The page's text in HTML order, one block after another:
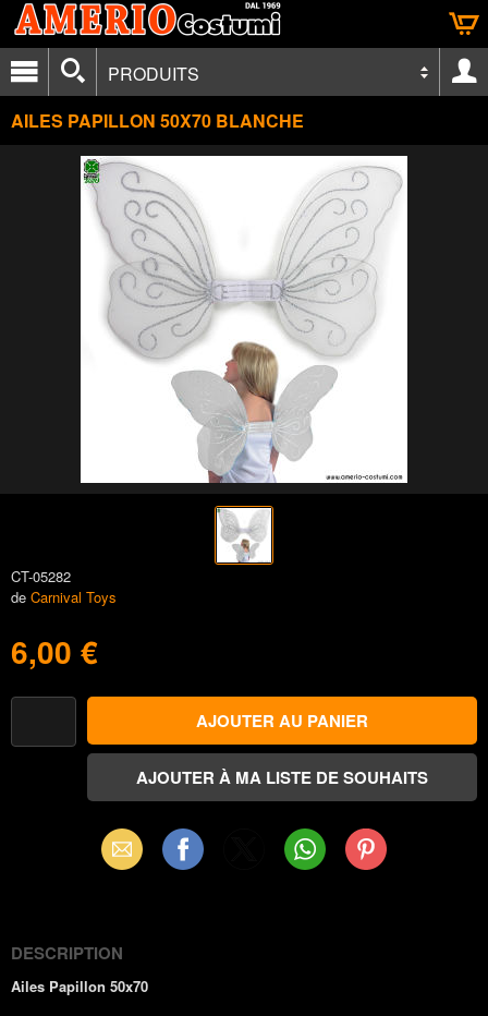
PRODUITS
AILES PAPILLON 50X70 BLANCHE
CT-05282
de Carnival Toys
6,00 €
Email Facebook WhatsAppPinterest
DESCRIPTION
Ailes Papillon 50x70